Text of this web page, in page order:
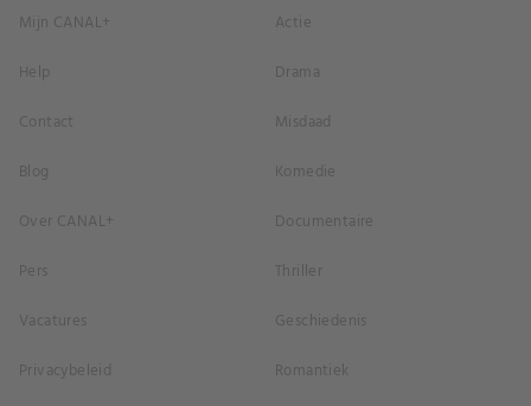
Mijn CANAL+
Help
Contact
Blog
Over CANAL+
Pers
Vacatures
Privacybeleid
Actie
Drama
Misdaad
Komedie
Documentaire
Thriller
Geschiedenis
Romantiek